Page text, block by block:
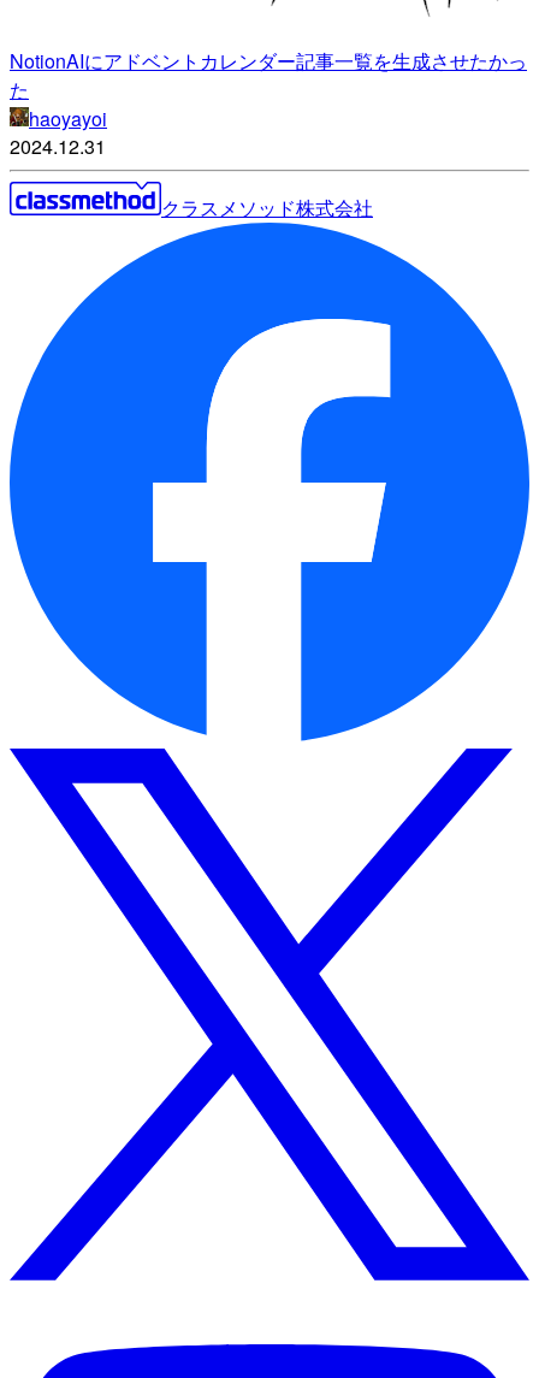
NotionAIにアドベントカレンダー記事一覧を生成させたかっ
た
haoyayoi
2024.12.31
クラスメソッド株式会社